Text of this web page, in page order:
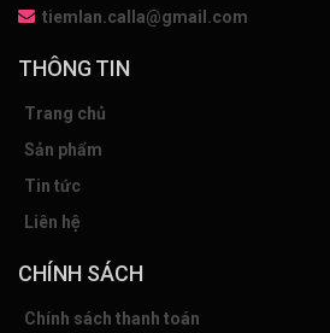
tiemlan.calla@gmail.com
THÔNG TIN
Trang chủ
Sản phẩm
Tin tức
Liên hệ
CHÍNH SÁCH
Chính sách thanh toán